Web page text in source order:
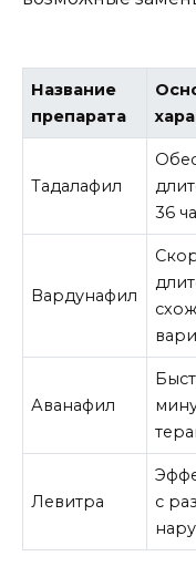
Название
препарата
Тадалафил
36
Вардунафил
Аванафил
Левитра
с